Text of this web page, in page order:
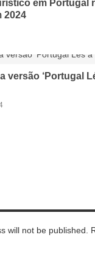
em Portugal
2024
versão ‘Portugal
will not be published.